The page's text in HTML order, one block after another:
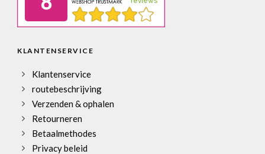
KLANTENSERVICE
Klantenservice
routebeschrijving
Verzenden & ophalen
Retourneren
Betaalmethodes
Privacy beleid